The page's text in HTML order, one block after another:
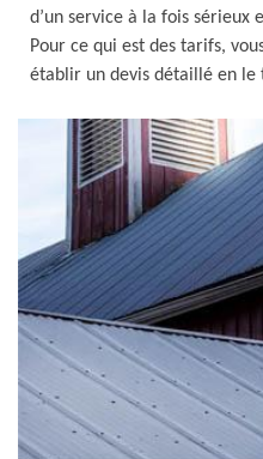
d’un service à la fois sérieux
Pour ce qui est des tarifs,
établir un devis détaillé en le